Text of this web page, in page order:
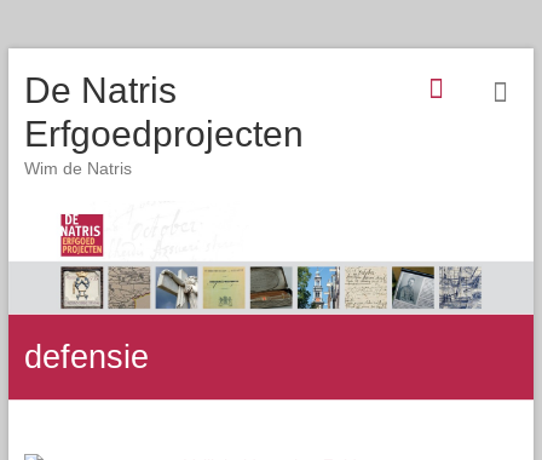
De Natris
Erfgoedprojecten
Wim de Natris
defensie